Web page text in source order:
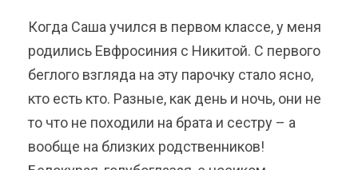
Когда Саша учился в первом классе, у меня
родились Евфросиния с Никитой. С первого
беглого взгляда на эту парочку стало ясно,
кто есть кто. Разные, как день и ночь, они не
то что не походили на брата и сестру – а
вообще на близких родственников!